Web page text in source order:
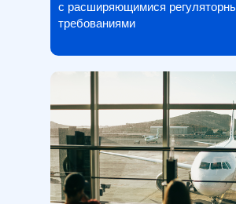
с расширяющимися
требованиями